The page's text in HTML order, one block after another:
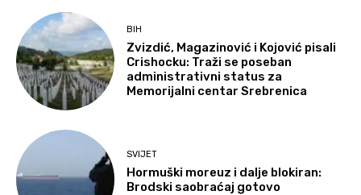
BIH
Zvizdić, Magazinović i Kojović pisali
Crishocku: Traži se poseban
administrativni status za
Memorijalni centar Srebrenica
SVIJET
Hormuški moreuz i dalje blokiran:
Brodski saobraćaj gotovo